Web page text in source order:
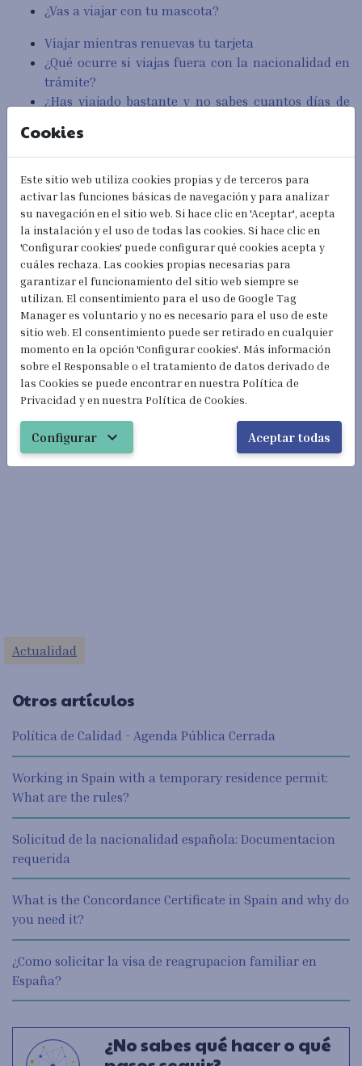
¿Vas a viajar con tu mascota?
Viajar mientras renuevas tu tarjeta
¿Qué ocurre si viajas fuera con la nacionalidad en
trámite?
¿Has viajado bastante y no sabes cuantos días de
internacionales?
¿Qué pasa si durante el viaje en el extranjero te
enamoras?
Extranjería 24h
#hazloBien #doitRight
Actualidad
Otros artículos
Política de Calidad - Agenda Pública Cerrada
Working in Spain with a temporary residence permit:
What are the rules?
Solicitud de la nacionalidad española: Documentacion
requerida
What is the Concordance Certificate in Spain and why do
you need it?
¿Como solicitar la visa de reagrupacion familiar en
España?
¿No sabes qué hacer o qué
Cookies
Este sitio web utiliza cookies propias y de terceros para
activar las funciones básicas de navegación y para analizar
su navegación en el sitio web. Si hace clic en 'Aceptar', acepta
la instalación y el uso de todas las cookies. Si hace clic en
'Configurar cookies' puede configurar qué cookies acepta y
cuáles rechaza. Las cookies propias necesarias para
garantizar el funcionamiento del sitio web siempre se
utilizan. El consentimiento para el uso de Google Tag
Manager es voluntario y no es necesario para el uso de este
sitio web. El consentimiento puede ser retirado en cualquier
momento en la opción 'Configurar cookies'. Más información
sobre el Responsable o el tratamiento de datos derivado de
las Cookies se puede encontrar en nuestra Política de
Privacidad y en nuestra Política de Cookies.
Configurar expand_more Aceptar todas